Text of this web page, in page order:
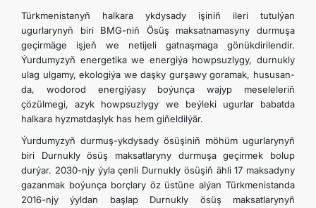
Türkmenistanyň halkara ykdysady işiniň ileri tutulýan
ugurlarynyň biri BMG-niň Ösüş maksatnamasyny durmuşa
geçirmäge işjeň we netijeli gatnaşmaga gönükdirilendir.
Ýurdumyzyň energetika we energiýa howpsuzlygy, durnukly
ulag ulgamy, ekologiýa we daşky gurşawy goramak, hususan-
da, wodorod energiýasy boýunça wajyp meseleleriň
çözülmegi, azyk howpsuzlygy we beýleki ugurlar babatda
halkara hyzmatdaşlyk has hem giňeldilýär.
Ýurdumyzyň durmuş-ykdysady ösüşiniň möhüm ugurlarynyň
biri Durnukly ösüş maksatlaryny durmuşa geçirmek bolup
durýar. 2030-njy ýyla çenli Durnukly ösüşiň ähli 17 maksadyny
gazanmak boýunça borçlary öz üstüne alýan Türkmenistanda
2016-njy ýyldan başlap Durnukly ösüş maksatlarynyň